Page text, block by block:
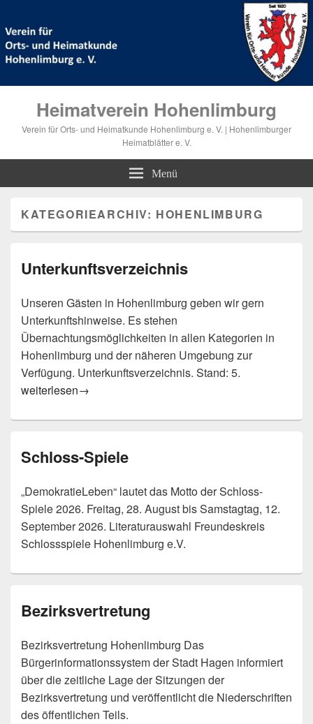
Heimatverein Hohenlimburg
Verein für Orts- und Heimatkunde Hohenlimburg e. V. | Hohenlimburger
Heimatblätter e. V.
Menü
KATEGORIEARCHIV: HOHENLIMBURG
Unterkunftsverzeichnis
Unseren Gästen in Hohenlimburg geben wir gern
Unterkunftshinweise. Es stehen
Übernachtungsmöglichkeiten in allen Kategorien in
Hohenlimburg und der näheren Umgebung zur
Verfügung. Unterkunftsverzeichnis. Stand: 5.
Unterkunftsverzeichnis
weiterlesen→
Schloss-Spiele
„DemokratieLeben“ lautet das Motto der Schloss-
Spiele 2026. Freitag, 28. August bis Samstagtag, 12.
September 2026. Literaturauswahl Freundeskreis
Schlossspiele Hohenlimburg e.V.
Bezirksvertretung
Bezirksvertretung Hohenlimburg Das
Bürgerinformationssystem der Stadt Hagen informiert
über die zeitliche Lage der Sitzungen der
Bezirksvertretung und veröffentlicht die Niederschriften
des öffentlichen Teils.